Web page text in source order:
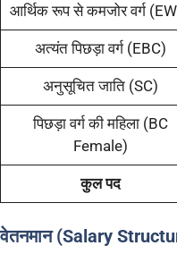
आर्थिक रूप से कमजोर वर्ग
अत्यंत पिछड़ा वर्ग (EBC)
अनुसूचित जाति (SC)
पिछड़ा वर्ग की महिला (BC
Female)
कुल पद
वेतनमान (Salary